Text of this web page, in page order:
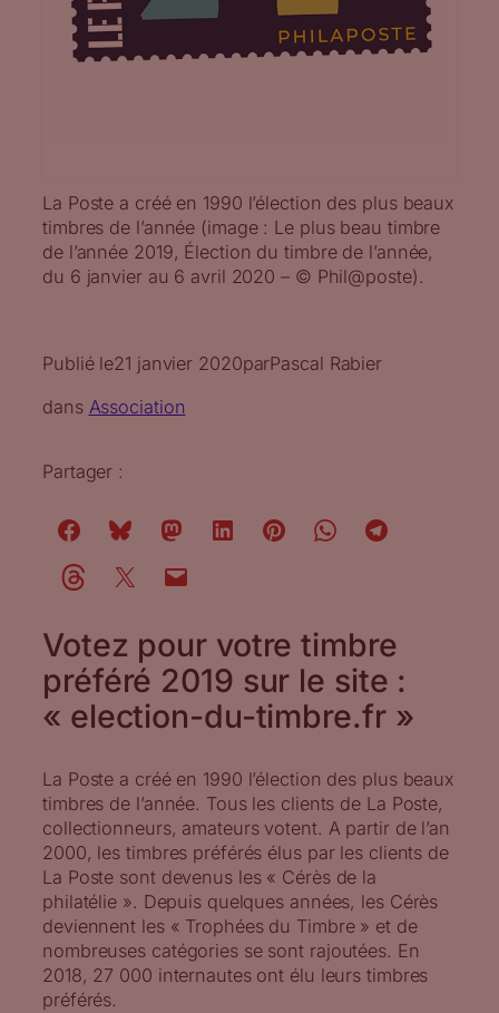
La Poste a créé en 1990 l’élection des plus beaux
timbres de l’année (image : Le plus beau timbre
de l’année 2019, Élection du timbre de l’année,
du 6 janvier au 6 avril 2020 – © Phil@poste).
Publié le21 janvier 2020parPascal Rabier
dans Association
Partager :
Votez pour votre timbre
préféré 2019 sur le site :
« election-du-timbre.fr »
La Poste a créé en 1990 l’élection des plus beaux
timbres de l’année. Tous les clients de La Poste,
collectionneurs, amateurs votent. A partir de l’an
2000, les timbres préférés élus par les clients de
La Poste sont devenus les « Cérès de la
philatélie ». Depuis quelques années, les Cérès
deviennent les « Trophées du Timbre » et de
nombreuses catégories se sont rajoutées. En
2018, 27 000 internautes ont élu leurs timbres
préférés.